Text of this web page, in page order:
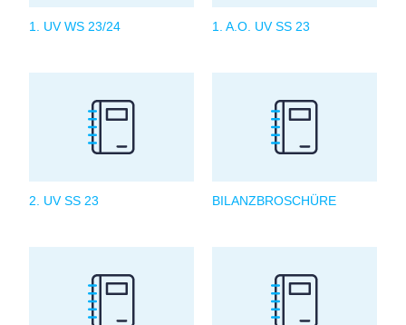
1. UV WS 23/24 1. A.O. UV SS 23
2. UV SS 23 BILANZBROSCHÜRE